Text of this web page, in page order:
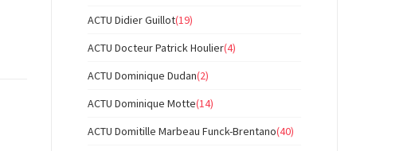
ACTU Didier Guillot(19)
ACTU Docteur Patrick Houlier(4)
ACTU Dominique Dudan(2)
ACTU Dominique Motte(14)
ACTU Domitille Marbeau Funck-Brentano(40)